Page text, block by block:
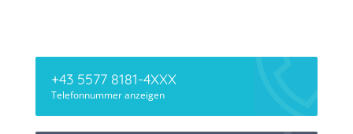
+43 5577 8181-4XXX
Telefonnummer anzeigen